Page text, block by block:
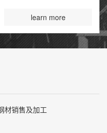
learn more
材销售及加工